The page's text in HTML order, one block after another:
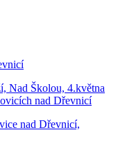
Nad Školou, 4.května
nad Dřevnicí
nad Dřevnicí,